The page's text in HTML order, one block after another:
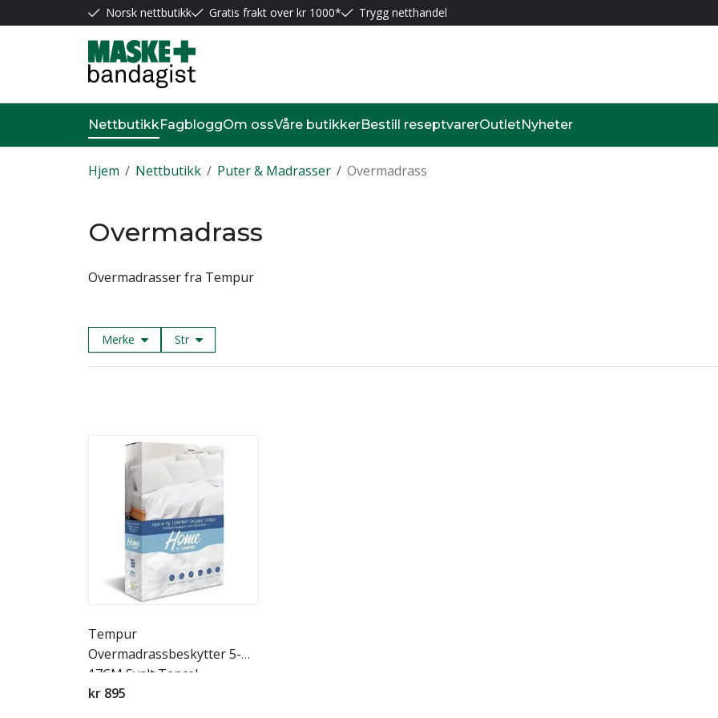
Norsk nettbutikk Gratis frakt over kr 1000* Trygg netthandel
NettbutikkFagbloggOm ossVåre butikkerBestill reseptvarerOutletNyheter
/
Hjem /
Nettbutikk /
Puter & Madrasser Overmadrass
Overmadrass
Overmadrasser fra Tempur
Merke Str
Tempur
Overmadrassbeskytter 5-
17CM Svalt Tencel
kr 895